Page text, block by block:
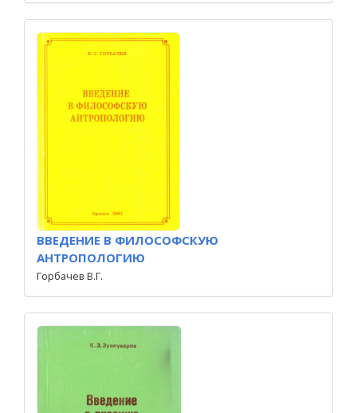
ВВЕДЕНИЕ В ФИЛОСОФСКУЮ
АНТРОПОЛОГИЮ
Горбачев В.Г.